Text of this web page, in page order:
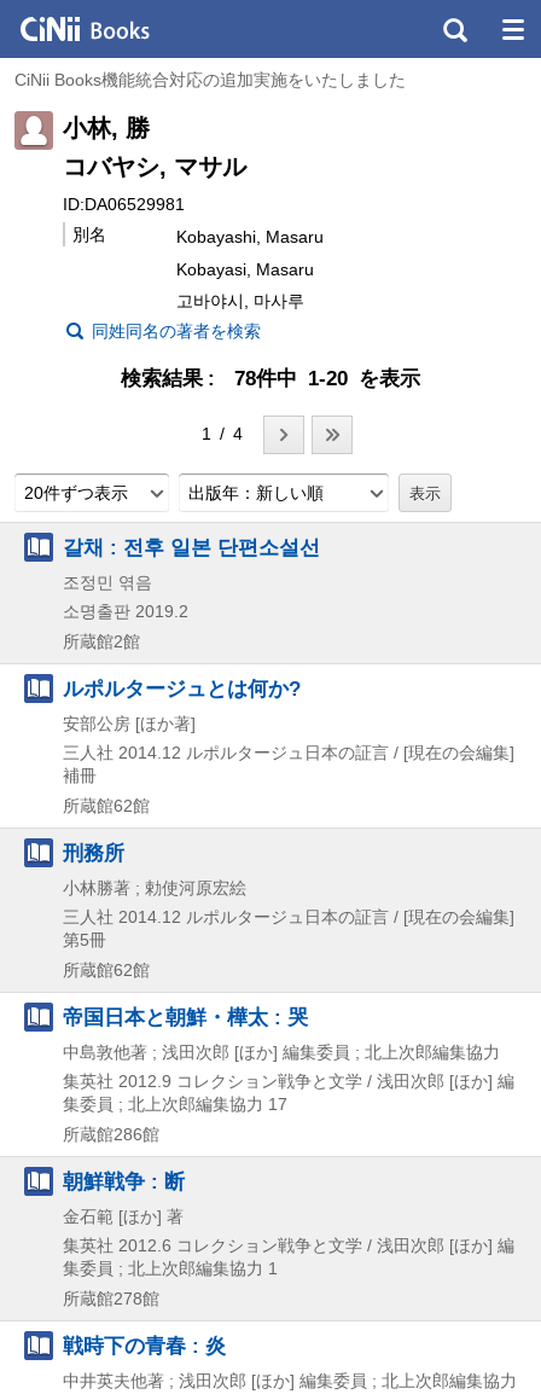
CiNii Books機能統合対応の追加実施をいたしました
小林, 勝
コバヤシ, マサル
ID:DA06529981
別名
Kobayashi, Masaru
Kobayasi, Masaru
고바야시, 마사루
同姓同名の著者を検索
検索結果 78件中 1-20 を表示
1 / 4
20件ずつ表示 出版年：新しい順
갈채 : 전후 일본 단편소설선
조정민 엮음
소명출판 2019.2
所蔵館2館
ルポルタージュとは何か?
安部公房 [ほか著]
三人社 2014.12 ルポルタージュ日本の証言 / [現在の会編集]
補冊
所蔵館62館
刑務所
小林勝著 ; 勅使河原宏絵
三人社 2014.12 ルポルタージュ日本の証言 / [現在の会編集]
第5冊
所蔵館62館
帝国日本と朝鮮・樺太 : 哭
中島敦他著 ; 浅田次郎 [ほか] 編集委員 ; 北上次郎編集協力
集英社 2012.9 コレクション戦争と文学 / 浅田次郎 [ほか] 編
集委員 ; 北上次郎編集協力 17
所蔵館286館
朝鮮戦争 : 断
金石範 [ほか] 著
集英社 2012.6 コレクション戦争と文学 / 浅田次郎 [ほか] 編
集委員 ; 北上次郎編集協力 1
所蔵館278館
戦時下の青春 : 炎
中井英夫他著 ; 浅田次郎 [ほか] 編集委員 ; 北上次郎編集協力